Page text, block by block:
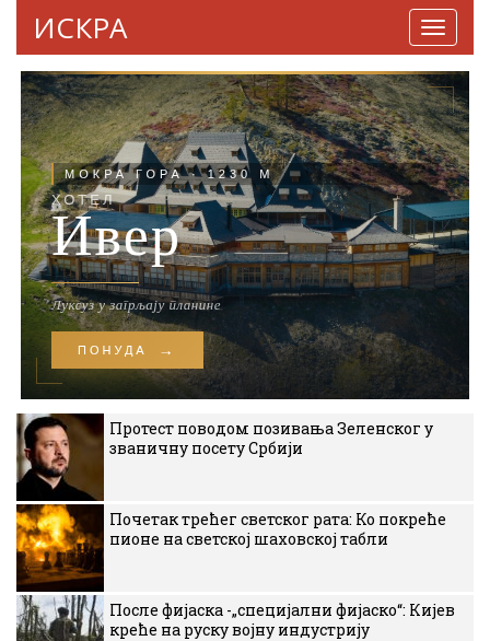
ИСКРА
Протест поводом позивања Зеленског у
званичну посету Србији
Почетак трећег светског рата: Ко покреће
пионе на светској шаховској табли
После фијаска -„специјални фијаско“: Кијев
креће на руску војну индустрију